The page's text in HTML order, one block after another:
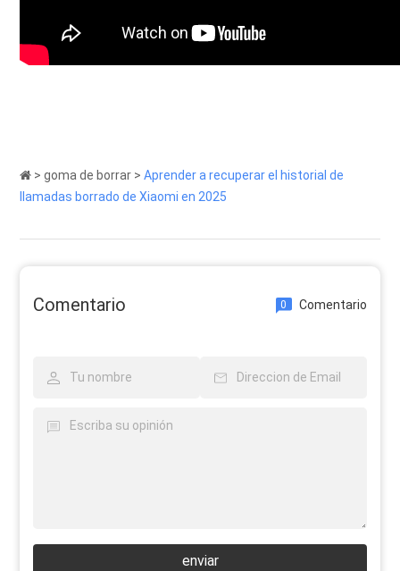
>goma de borrar >Aprender a recuperar el historial de
llamadas borrado de Xiaomi en 2025
Comentario 0 Comentario
enviar